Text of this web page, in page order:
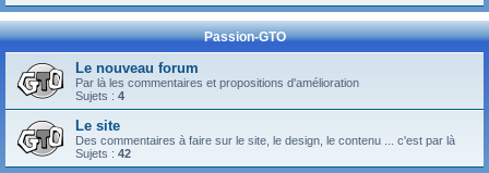
Passion-GTO
Le nouveau forum
Par là les commentaires et propositions d'amélioration
Sujets : 4
Le site
Des commentaires à faire sur le site, le design, le contenu ... c'est par là
Sujets : 42